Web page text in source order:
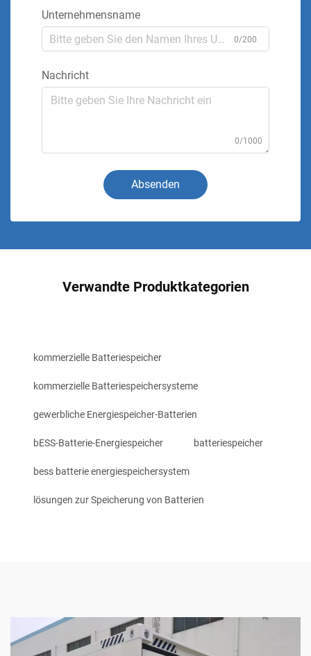
Unternehmensname
0/200
Nachricht
0/1000
Absenden
Verwandte Produktkategorien
kommerzielle Batteriespeicher
kommerzielle Batteriespeichersysteme
gewerbliche Energiespeicher-Batterien
bESS-Batterie-Energiespeicher batteriespeicher
bess batterie energiespeichersystem
lösungen zur Speicherung von Batterien